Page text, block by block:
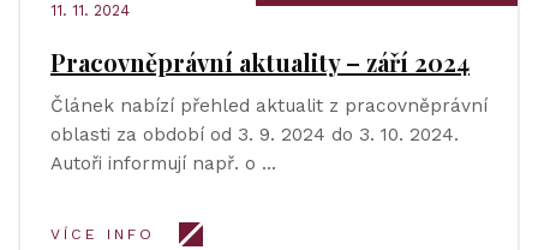
11. 11. 2024
Pracovněprávní aktuality – září 2024
Článek nabízí přehled aktualit z pracovněprávní
oblasti za období od 3. 9. 2024 do 3. 10. 2024.
Autoři informují např. o …
VÍCE INFO